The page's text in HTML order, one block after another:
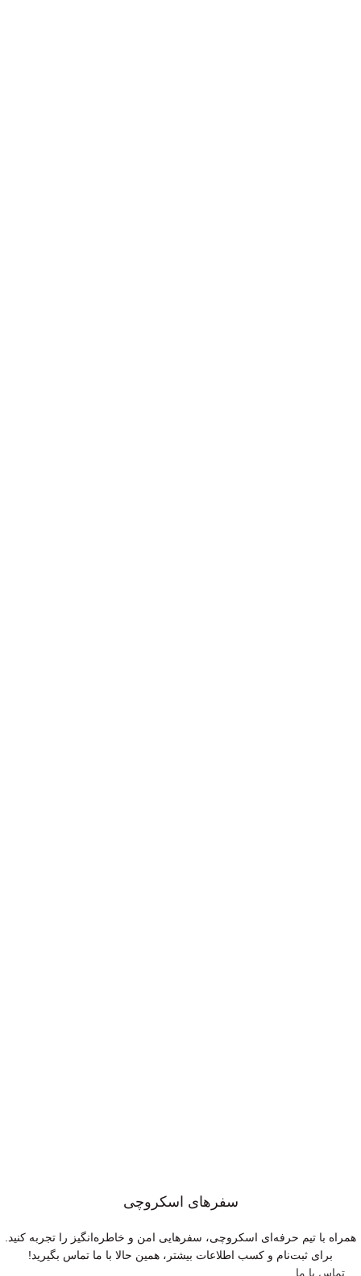
سفر‌های اسکروچی
همراه با تیم حرفه‌ای اسکروچی، سفرهایی امن و خاطره‌انگیز را تجربه کنید.
برای ثبت‌نام و کسب اطلاعات بیشتر، همین حالا با ما تماس بگیرید!
تماس با ما